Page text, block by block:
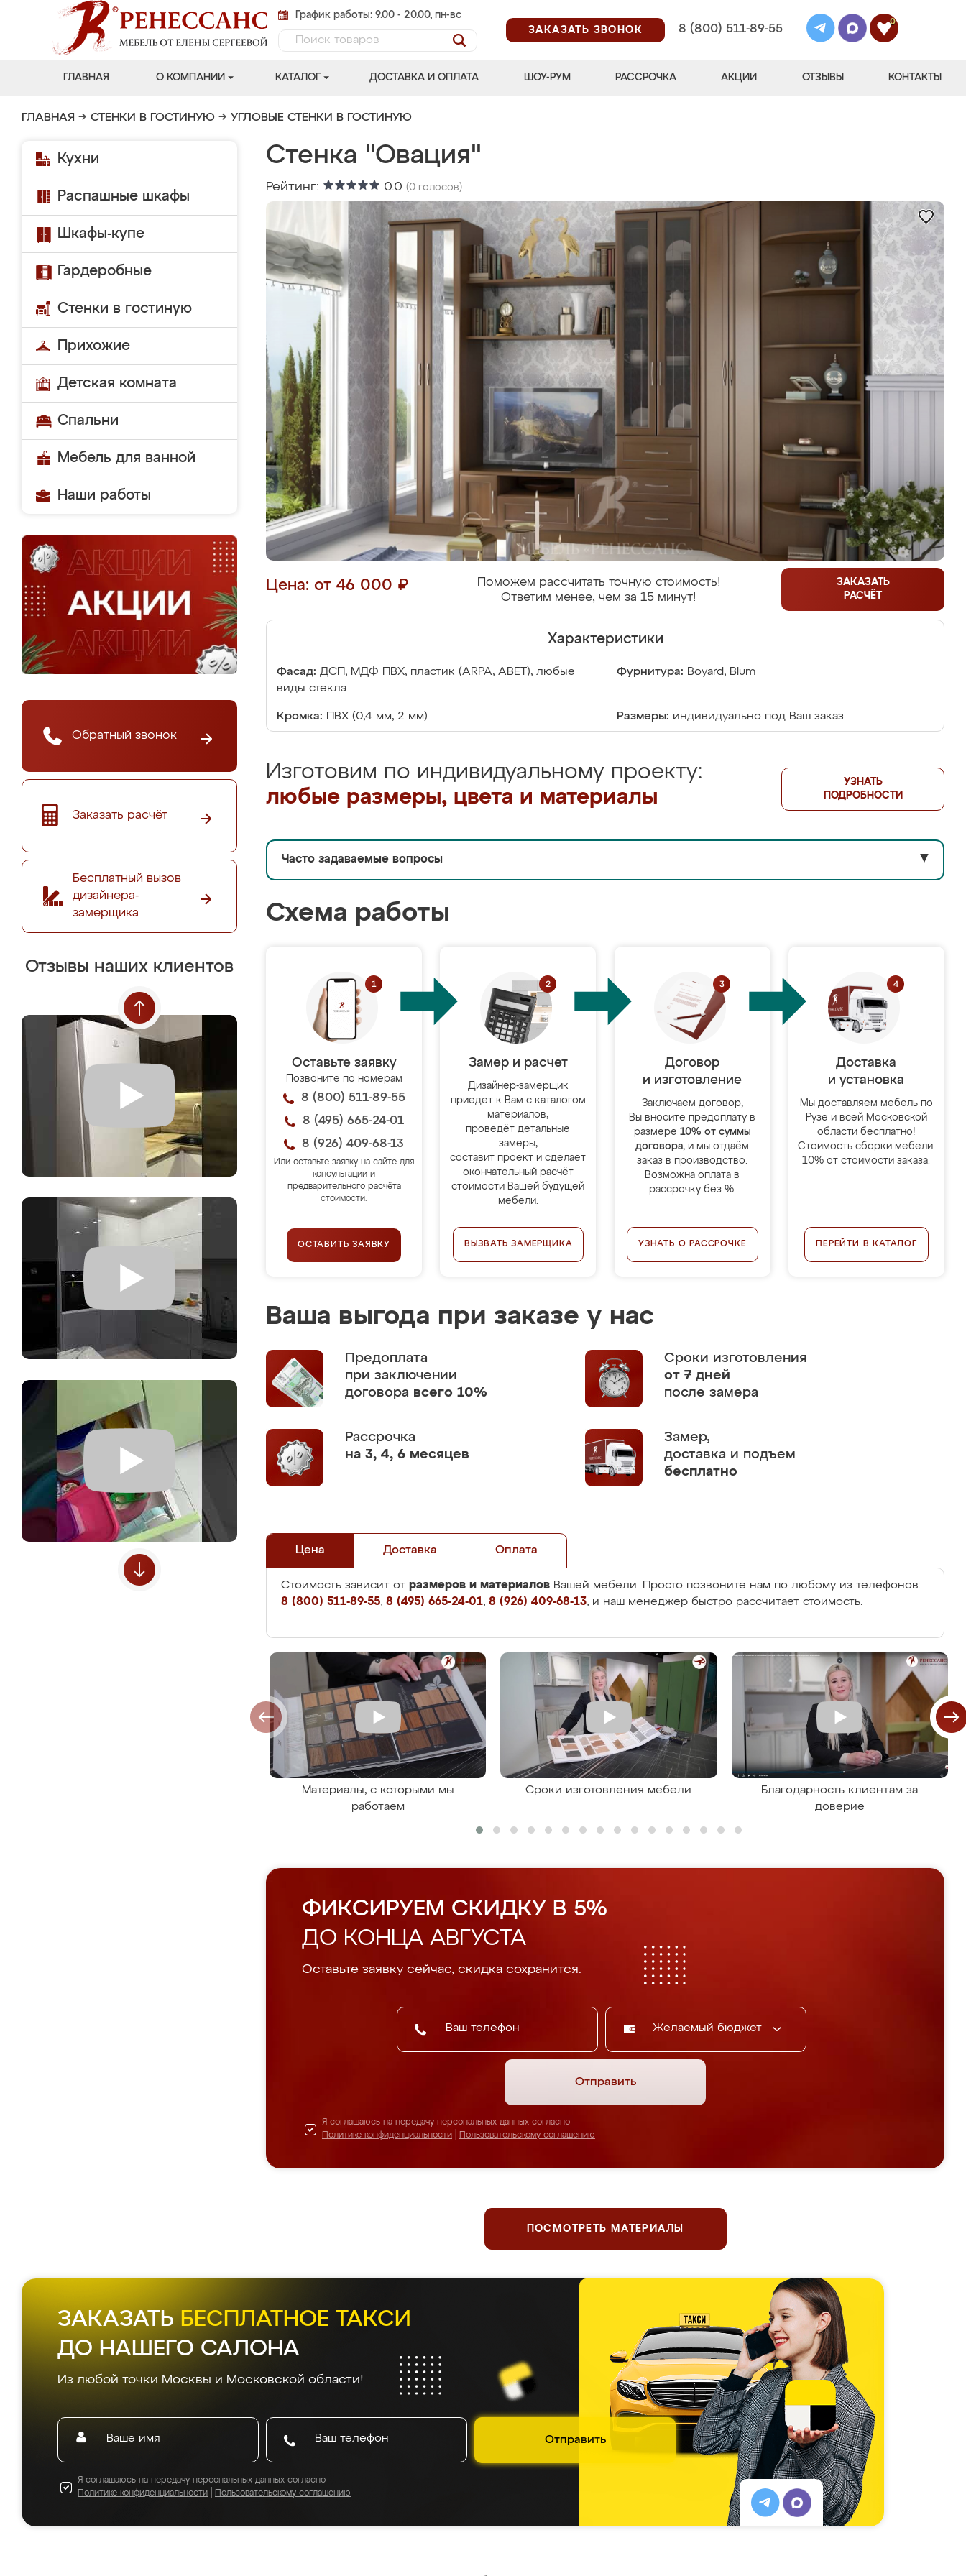
График работы: 9.00 - 20.00, пн-вс
ЗАКАЗАТЬ ЗВОНОК
8 (800) 511-89-55
0
ГЛАВНАЯ О КОМПАНИИ КАТАЛОГ ДОСТАВКА И ОПЛАТА ШОУ-РУМ РАССРОЧКА АКЦИИ ОТЗЫВЫ КОНТАКТЫ
ГЛАВНАЯ → СТЕНКИ В ГОСТИНУЮ → УГЛОВЫЕ СТЕНКИ В ГОСТИНУЮ
Кухни
Распашные шкафы
Шкафы-купе
Гардеробные
Стенки в гостиную
Прихожие
Детская комната
Спальни
Мебель для ванной
Наши работы
Обратный звонок
Заказать расчёт
Бесплатный вызов
дизайнера-
замерщика
Отзывы наших клиентов
Стенка "Овация"
Рейтинг: 0.0 (0 голосов)
Цена: от 46 000 ₽
Поможем рассчитать точную стоимость!
Ответим менее, чем за 15 минут!
ЗАКАЗАТЬ
РАСЧЁТ
Характеристики
Фасад: ДСП, МДФ ПВХ, пластик (ARPA, ABET), любые
виды стекла
Фурнитура: Boyard, Blum
Кромка: ПВХ (0,4 мм, 2 мм) Размеры: индивидуально под Ваш заказ
Изготовим по индивидуальному проекту:
любые размеры, цвета и материалы
УЗНАТЬ
ПОДРОБНОСТИ
Часто задаваемые вопросы ▼
Схема работы
Оставьте заявку
Позвоните по номерам
8 (800) 511-89-55
8 (495) 665-24-01
8 (926) 409-68-13
Или оставьте заявку на сайте для
консультации и
предварительного расчёта
стоимости.
ОСТАВИТЬ ЗАЯВКУ
Замер и расчет
Дизайнер-замерщик
приедет к Вам с каталогом
материалов,
проведёт детальные
замеры,
составит проект и сделает
окончательный расчёт
стоимости Вашей будущей
мебели.
ВЫЗВАТЬ ЗАМЕРЩИКА
Договор
и изготовление
Заключаем договор,
Вы вносите предоплату в
размере 10% от суммы
договора, и мы отдаём
заказ в производство.
Возможна оплата в
рассрочку без %.
УЗНАТЬ О РАССРОЧКЕ
Доставка
и установка
Мы доставляем мебель по
Рузе и всей Московской
области бесплатно!
Стоимость сборки мебели:
10% от стоимости заказа.
ПЕРЕЙТИ В КАТАЛОГ
Ваша выгода при заказе у нас
Предоплата
при заключении
договора всего 10%
Сроки изготовления
от 7 дней
после замера
Рассрочка
на 3, 4, 6 месяцев
Замер,
доставка и подъем
бесплатно
Цена Доставка Оплата
Стоимость зависит от размеров и материалов Вашей мебели. Просто позвоните нам по любому из телефонов:
8 (800) 511-89-55, 8 (495) 665-24-01, 8 (926) 409-68-13, и наш менеджер быстро рассчитает стоимость.
Материалы, с которыми мы
работаем
Сроки изготовления мебели
Благодарность клиентам за
доверие
ФИКСИРУЕМ СКИДКУ В 5%
ДО КОНЦА АВГУСТА
Оставьте заявку сейчас, скидка сохранится.
Желаемый бюджет
Отправить
Я соглашаюсь на передачу персональных данных согласно
Политике конфиденциальности
Пользовательскому соглашению
ПОСМОТРЕТЬ МАТЕРИАЛЫ
ЗАКАЗАТЬ БЕСПЛАТНОЕ ТАКСИ
ДО НАШЕГО САЛОНА
Из любой точки Москвы и Московской области!
Отправить
Я соглашаюсь на передачу персональных данных согласно
Политике конфиденциальности
Пользовательскому соглашению